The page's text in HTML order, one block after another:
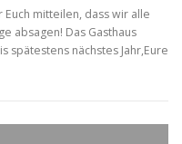
mitteilen, dass wir alle
absagen! Das Gasthaus
spätestens nächstes Jahr,Eure